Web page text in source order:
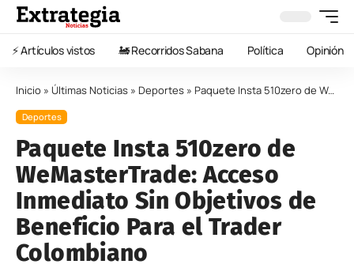
⚡️ Artículos vistos 🚂 Recorridos Sabana Política Opinión
Inicio » Últimas Noticias » Deportes » Paquete Insta 510zero de WeMasterTrade: Acceso Inmediato Sin Objetivos de Beneficio Para el Trader Colombiano
Deportes
Paquete Insta 510zero de
WeMasterTrade: Acceso
Inmediato Sin Objetivos de
Beneficio Para el Trader
Colombiano